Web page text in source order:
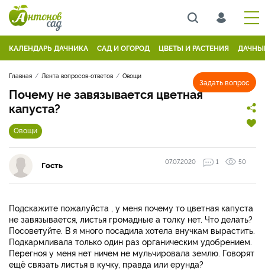
КАЛЕНДАРЬ ДАЧНИКА САД И ОГОРОД ЦВЕТЫ И РАСТЕНИЯ
Задать вопрос
Главная Лента вопросов-ответов Овощи
Почему не завязывается цветная
капуста?
Овощи
Гость 07.07.2020 1 50
Подскажите пожалуйста , у меня почему то цветная капуста
не завязывается, листья громадные а толку нет. Что делать?
Посоветуйте. В я много посадила хотела внучкам вырастить.
Подкармливала только один раз органическим удобрением.
Перегноя у меня нет ничем не мульчировала землю. Говорят
ещё связать листья в кучку, правда или ерунда?